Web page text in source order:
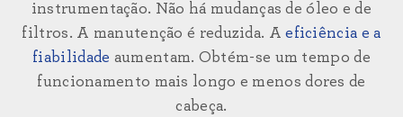
instrumentação. Não há mudanças de óleo e de
filtros. A manutenção é reduzida. Aeficiência e a
fiabilidade aumentam. Obtém-se um tempo de
funcionamento mais longo e menos dores de
cabeça.